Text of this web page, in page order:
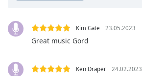
Color
Kim Gate 23.05.2023
Great music Gord
Ken Draper 24.02.2023